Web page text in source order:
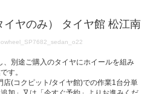
イヤのみ） タイヤ館 松江南
、別途ご購入のタイヤにホイールを組み
す。
店(コクピット/タイヤ館)での作業1台分単